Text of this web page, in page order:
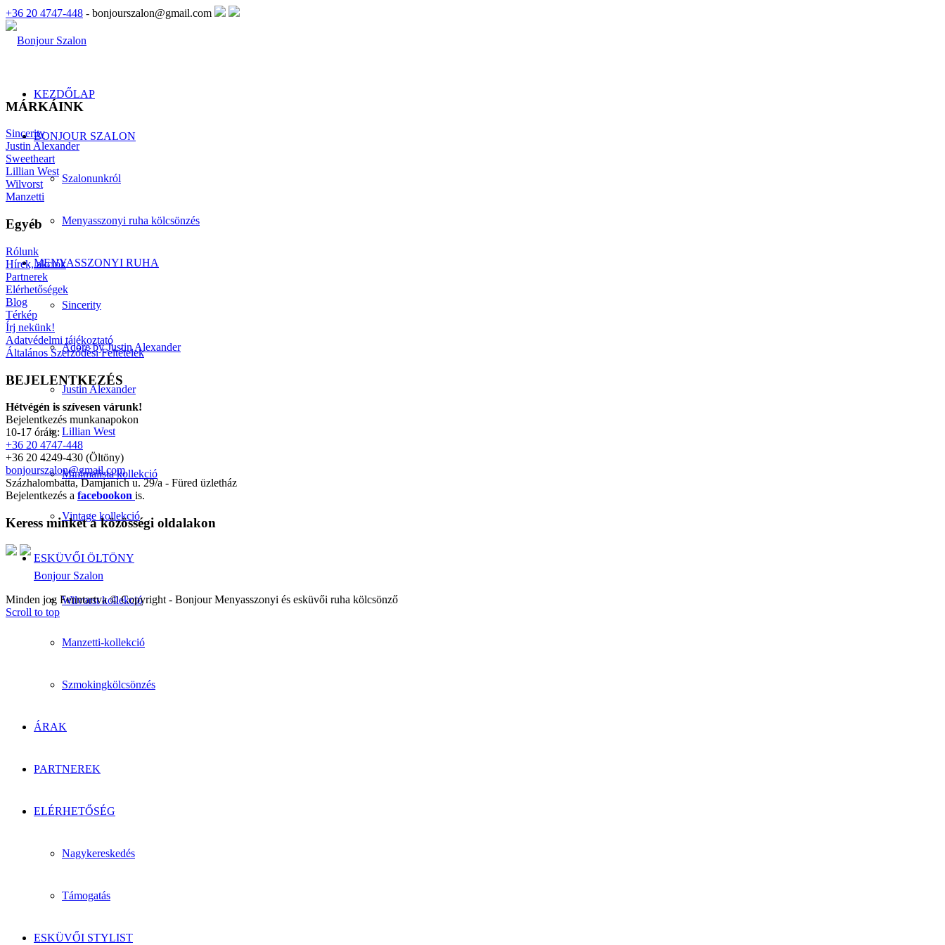
+36 20 4747-448 - bonjourszalon@gmail.com
KEZDŐLAP
BONJOUR SZALON
Szalonunkról
Menyasszonyi ruha kölcsönzés
MENYASSZONYI RUHA
Sincerity
Adore by Justin Alexander
Justin Alexander
Lillian West
Minimalista kollekció
Vintage kollekció
ESKÜVŐI ÖLTÖNY
Wilvorst kollekció
Manzetti-kollekció
Szmokingkölcsönzés
ÁRAK
PARTNEREK
ELÉRHETŐSÉG
Nagykereskedés
Támogatás
ESKÜVŐI STYLIST
MÁRKÁINK
Sincerity
Justin Alexander
Sweetheart
Lillian West
Wilvorst
Manzetti
Egyéb
Rólunk
Hírek, akciók
Partnerek
Elérhetőségek
Blog
Térkép
Írj nekünk!
Adatvédelmi tájékoztató
Általános Szerződési Feltételek
BEJELENTKEZÉS
Hétvégén is szívesen várunk!
Bejelentkezés munkanapokon
10-17 óráig:
+36 20 4747-448
+36 20 4249-430 (Öltöny)
bonjourszalon@gmail.com
Százhalombatta, Damjanich u. 29/a - Füred üzletház
Bejelentkezés a facebookon is.
Keress minket a közösségi oldalakon
Bonjour Szalon
Minden jog Fenntartva © Copyright - Bonjour Menyasszonyi és esküvői ruha kölcsönző
Scroll to top